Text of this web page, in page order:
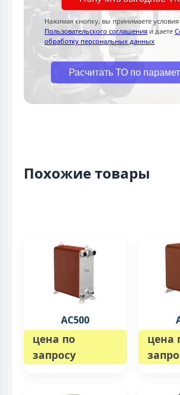
Нажимая кнопку, вы принимаете условия
Пользовательского соглашения и даете
обработку персональных данных
Расчитать ТО по
Похожие товары
AC500
цена по
запросу
цена